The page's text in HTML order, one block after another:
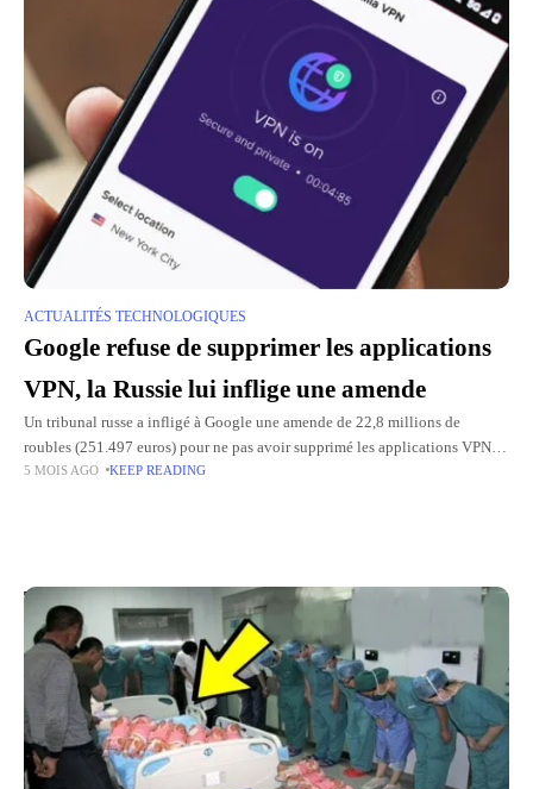
ACTUALITÉS TECHNOLOGIQUES
Google refuse de supprimer les applications
VPN, la Russie lui inflige une amende
Un tribunal russe a infligé à Google une amende de 22,8 millions de
roubles (251.497 euros) pour ne pas avoir supprimé les applications VPN
de son Play Store sur Android,
5 MOIS AGO KEEP READING
Top Picks for You